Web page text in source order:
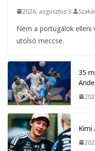
2026. augusztus 3.
Nem a portugálok elleni
utolsó meccse.
35
Kimi